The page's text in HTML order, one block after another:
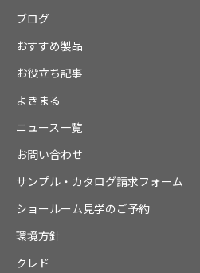
ブログ
おすすめ製品
お役立ち記事
よきまる
ニュース一覧
お問い合わせ
サンプル・カタログ請求フォーム
ショールーム見学のご予約
環境方針
クレド